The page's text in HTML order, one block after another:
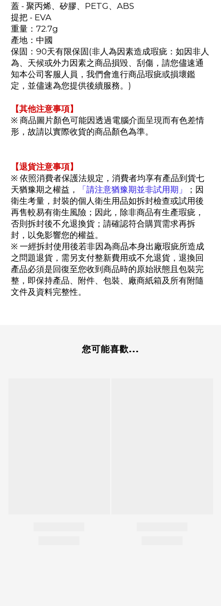
蓋 - 聚丙烯、矽膠、PETG、ABS
提把 - EVA
重量：72.7g
產地：中國
保固：90天有限保固(非人為因素造成瑕疵：如因非人
為、天候或外力因素之商品損毀、刮傷，請您儘速通
知本公司客服人員，我們會進行商品瑕疵或損壞鑑
定，並儘速為您提供後續服務。)
【其他注意事項】
※ 商品圖片顏色可能因透過電腦介面呈現而有色差情
形，故請以實際收貨的商品顏色為準。
【退貨注意事項】
※ 依照消費者保護法規定，消費者均享有產品到貨七
天猶豫期之權益，
「請注意猶豫期並非試用期」
；因
衛生考量，封裝的個人衛生用品如拆封檢查或試用後
再售較易有衛生風險；因此，除非商品有生產瑕疵，
否則拆封後不允退換貨；請確認符合購買需求再拆
封，以免影響您的權益。
※ 一經拆封使用後若非因為商品本身出廠瑕疵所造成
之問題退貨，需另支付整新費用或不允退貨，退換回
產品必須是回復至您收到商品時的原始狀態且包裝完
整，即保持產品、附件、包裝、廠商紙箱及所有附隨
文件及資料完整性。
您可能喜歡...